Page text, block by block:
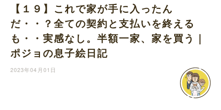
【１９】これで家が手に入ったん
だ・・？全ての契約と支払いを終える
も・・実感なし。半額一家、家を買う｜
ポジョの息子絵日記
2023年04月01日